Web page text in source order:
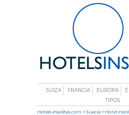
SUIZA FRANCIA EUROPA
TIPOS
Hotels-insolites.com >Suecia>Hotel